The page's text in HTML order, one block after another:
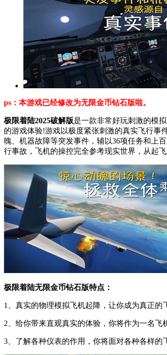
ps：本游戏已经修改为无限金币钻石版啦。
极限着陆2025破解版是一款非常好玩刺激的模
的游戏体验!游戏以极度紧张刺激的真实飞行事
魄、机器故障等突发事件，辅以36项任务和上
行事故，飞机的操控完全参考现实世界，从起
极限着陆无限金币钻石版特点：
1、真实的物理模拟飞机起降，让你成为真正的
2、给你带来直观真实的体验，你将作为一名飞
3、了解各种仪表的作用，你将面对各种各样的